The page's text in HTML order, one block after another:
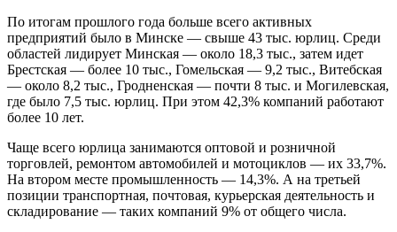
По итогам прошлого года больше всего активных
предприятий было в Минске — свыше 43 тыс. юрлиц. Среди
областей лидирует Минская — около 18,3 тыс., затем идет
Брестская — более 10 тыс., Гомельская — 9,2 тыс., Витебская
— около 8,2 тыс., Гродненская — почти 8 тыс. и Могилевская,
где было 7,5 тыс. юрлиц. При этом 42,3% компаний работают
более 10 лет.
Чаще всего юрлица занимаются оптовой и розничной
торговлей, ремонтом автомобилей и мотоциклов — их 33,7%.
На втором месте промышленность — 14,3%. А на третьей
позиции транспортная, почтовая, курьерская деятельность и
складирование — таких компаний 9% от общего числа.